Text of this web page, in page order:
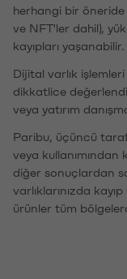
herhangi bir
ve NFT'ler dahil),
kayıpları yaşanabilir.
Dijital varlık
dikkatlice
veya yatırım
Paribu, üçüncü
veya
diğer sonuçlardan
varlıklarınızda
ürünler tüm